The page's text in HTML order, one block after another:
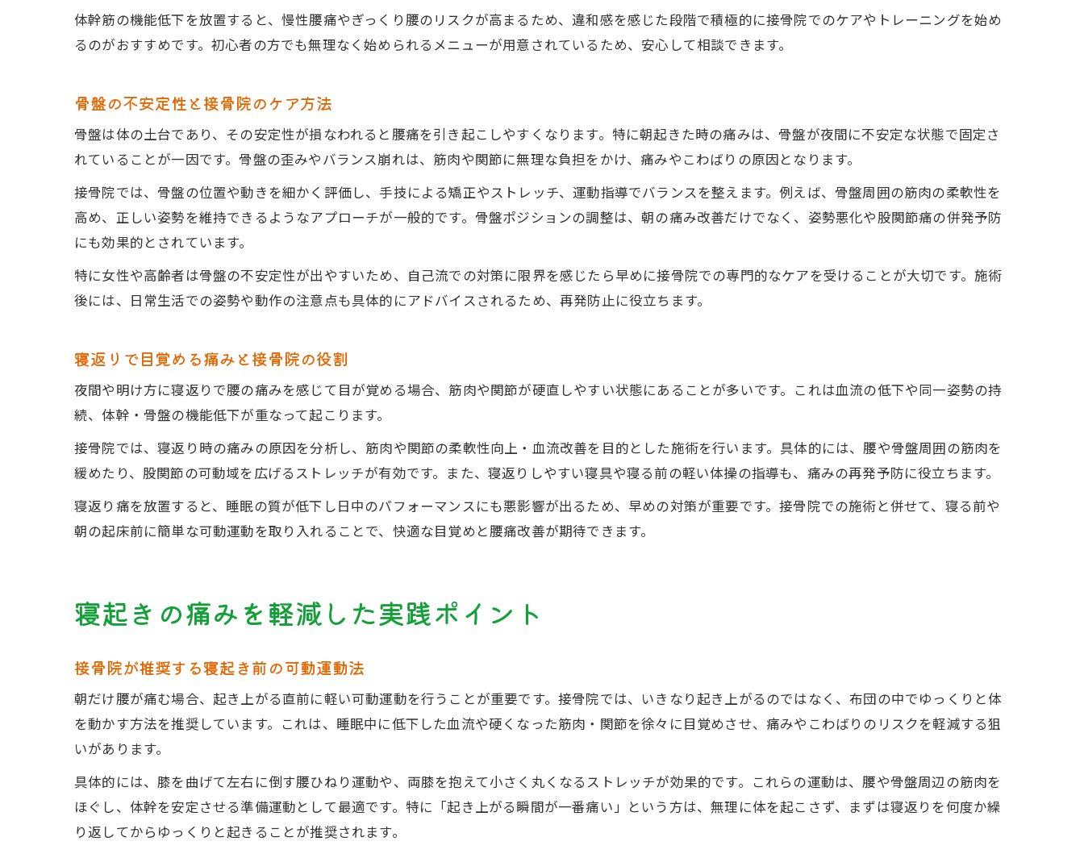
朝の腰痛は年齢でなく接骨院で改善可能
接骨院の継続ケアが安定した朝を支える
体幹筋の機能低下を放置すると、慢性腰痛やぎっくり腰のリスクが高まるため、違和感を感じた段階で積極的に接骨院でのケアやトレーニングを始め
るのがおすすめです。初心者の方でも無理なく始められるメニューが用意されているため、安心して相談できます。
骨盤の不安定性と接骨院のケア方法
骨盤は体の土台であり、その安定性が損なわれると腰痛を引き起こしやすくなります。特に朝起きた時の痛みは、骨盤が夜間に不安定な状態で固定さ
れていることが一因です。骨盤の歪みやバランス崩れは、筋肉や関節に無理な負担をかけ、痛みやこわばりの原因となります。
接骨院では、骨盤の位置や動きを細かく評価し、手技による矯正やストレッチ、運動指導でバランスを整えます。例えば、骨盤周囲の筋肉の柔軟性を
高め、正しい姿勢を維持できるようなアプローチが一般的です。骨盤ポジションの調整は、朝の痛み改善だけでなく、姿勢悪化や股関節痛の併発予防
にも効果的とされています。
特に女性や高齢者は骨盤の不安定性が出やすいため、自己流での対策に限界を感じたら早めに接骨院での専門的なケアを受けることが大切です。施術
後には、日常生活での姿勢や動作の注意点も具体的にアドバイスされるため、再発防止に役立ちます。
寝返りで目覚める痛みと接骨院の役割
夜間や明け方に寝返りで腰の痛みを感じて目が覚める場合、筋肉や関節が硬直しやすい状態にあることが多いです。これは血流の低下や同一姿勢の持
続、体幹・骨盤の機能低下が重なって起こります。
接骨院では、寝返り時の痛みの原因を分析し、筋肉や関節の柔軟性向上・血流改善を目的とした施術を行います。具体的には、腰や骨盤周囲の筋肉を
緩めたり、股関節の可動域を広げるストレッチが有効です。また、寝返りしやすい寝具や寝る前の軽い体操の指導も、痛みの再発予防に役立ちます。
寝返り痛を放置すると、睡眠の質が低下し日中のパフォーマンスにも悪影響が出るため、早めの対策が重要です。接骨院での施術と併せて、寝る前や
朝の起床前に簡単な可動運動を取り入れることで、快適な目覚めと腰痛改善が期待できます。
寝起きの痛みを軽減した実践ポイント
接骨院が推奨する寝起き前の可動運動法
朝だけ腰が痛む場合、起き上がる直前に軽い可動運動を行うことが重要です。接骨院では、いきなり起き上がるのではなく、布団の中でゆっくりと体
を動かす方法を推奨しています。これは、睡眠中に低下した血流や硬くなった筋肉・関節を徐々に目覚めさせ、痛みやこわばりのリスクを軽減する狙
いがあります。
具体的には、膝を曲げて左右に倒す腰ひねり運動や、両膝を抱えて小さく丸くなるストレッチが効果的です。これらの運動は、腰や骨盤周辺の筋肉を
ほぐし、体幹を安定させる準備運動として最適です。特に「起き上がる瞬間が一番痛い」という方は、無理に体を起こさず、まずは寝返りを何度か繰
り返してからゆっくりと起きることが推奨されます。